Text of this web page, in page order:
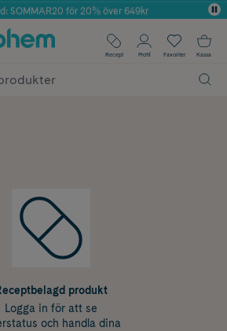
Butik 2025 inom Skönhet
SOMMAR20 för 20% över 649kr
✓ Fri frakt
✓ Poäng på alla köp*
Recept Profil Favoriter Kassa
produkt
Logga in för att se
och handla dina